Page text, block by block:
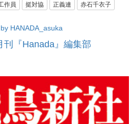
作員 挺対協 正義連 赤石千衣子
HANADA_asuka
『Hanada』編集部